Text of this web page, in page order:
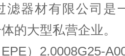
滤器材有限公司是
的大型私营企业。
）2.0008G25-